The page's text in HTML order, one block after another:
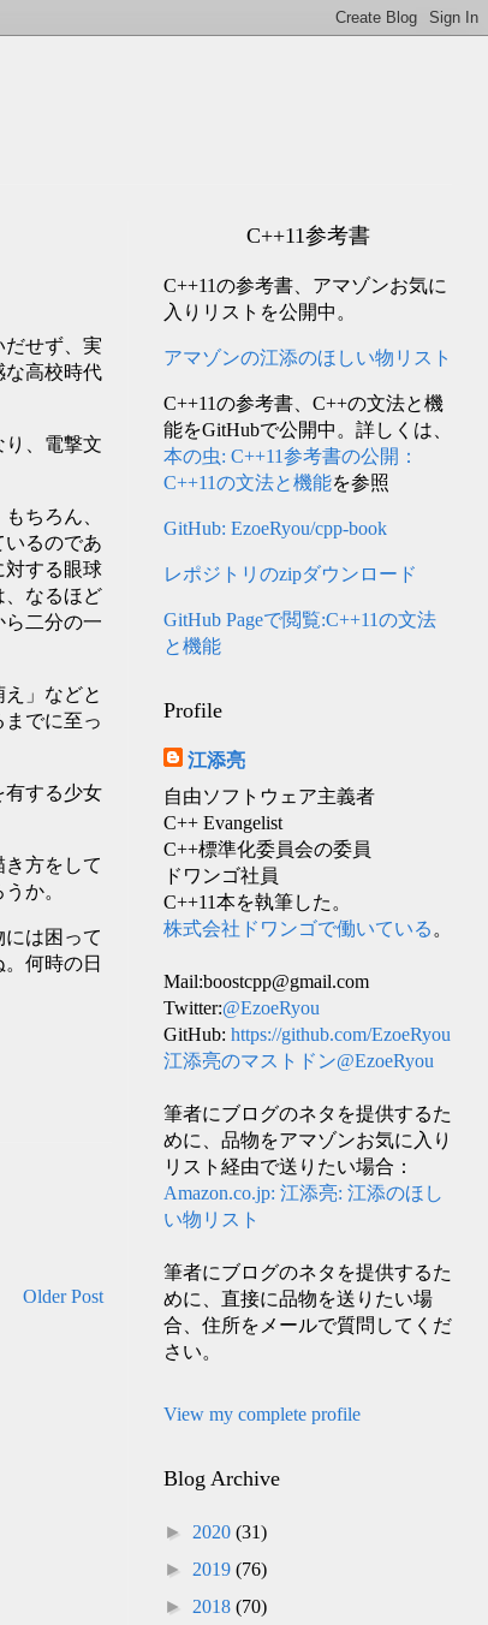
せず、実
な高校時代
、電撃文
ちろん、
るのであ
対する眼球
、なるほど
二分の一
」などと
でに至っ
有する少女
方をして
か。
は困って
何時の日
Older Post
C++11参考書
C++11の参考書、アマゾンお気に
入りリストを公開中。
アマゾンの江添のほしい物リスト
C++11の参考書、C++の文法と機
能をGitHubで公開中。詳しくは、
本の虫: C++11参考書の公開：
C++11の文法と機能を参照
GitHub: EzoeRyou/cpp-book
レポジトリのzipダウンロード
GitHub Pageで閲覧:C++11の文法
と機能
Profile
江添亮
自由ソフトウェア主義者
C++ Evangelist
C++標準化委員会の委員
ドワンゴ社員
C++11本を執筆した。
株式会社ドワンゴで働いている 。
Mail:boostcpp@gmail.com
Twitter:@EzoeRyou
GitHub: https://github.com/EzoeRyou
江添亮のマストドン@EzoeRyou
筆者にブログのネタを提供するた
めに、品物をアマゾンお気に入り
リスト経由で送りたい場合：
Amazon.co.jp: 江添亮: 江添のほし
い物リスト
筆者にブログのネタを提供するた
めに、直接に品物を送りたい場
合、住所をメールで質問してくだ
さい。
View my complete profile
Blog Archive
► 2020 (31)
► 2019 (76)
► 2018 (70)